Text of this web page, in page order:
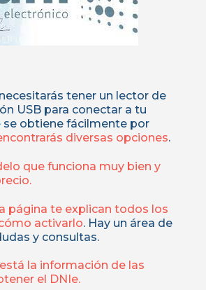
tener un lector de
USB para conectar a tu
se obtiene fácilmente por
diversas opciones.
que funciona muy bien y
página te explican todos los
activarlo. Hay un área de
y consultas.
la información de las
el DNIe.